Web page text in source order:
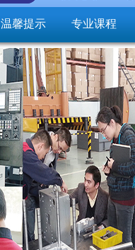
温馨提示 专业课程